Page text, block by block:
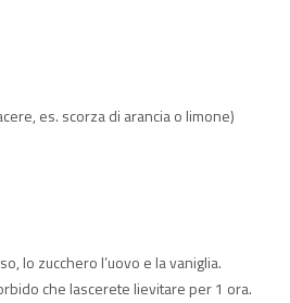
es. scorza di arancia o limone)
lo zucchero l’uovo e la vaniglia.
che lascerete lievitare per 1 ora.